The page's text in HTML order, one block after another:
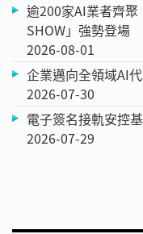
逾200家AI業者齊聚
SHOW」強勢登場
2026-08-01
企業邁向全領域AI
2026-07-30
電子簽名接軌安控
2026-07-29